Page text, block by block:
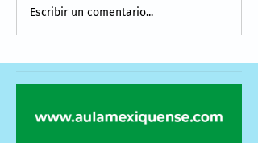
Escribir un comentario...